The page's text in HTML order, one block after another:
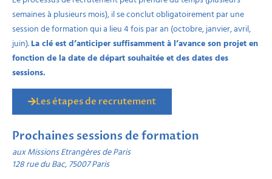
semaines à plusieurs mois), il se conclut obligatoirement par une
session de formation qui a lieu 4 fois par an (octobre, janvier, avril,
juin). La clé est d’anticiper suffisamment à l’avance son projet en
fonction de la date de départ souhaitée et des dates des
sessions.
Les étapes de recrutement
Prochaines sessions de formation
aux Missions Etrangères de Paris
128 rue du Bac, 75007 Paris